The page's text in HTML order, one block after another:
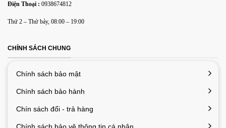
Lưu tên của tôi, email, và trang web trong trình duyệt này
Điện Thoại : 0938674812
Thứ 2 – Thứ bảy, 08:00 – 19:00
CHÍNH SÁCH CHUNG
Chính sách bảo mật
Chính sách bảo hành
Chín sách đổi - trả hàng